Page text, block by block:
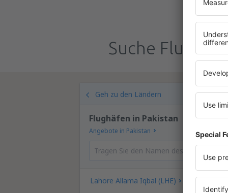
Suche
Geh zu den Ländern
Flughäfen in Pakistan
Angebote in Pakistan
Lahore Allama Iqbal (LHE)